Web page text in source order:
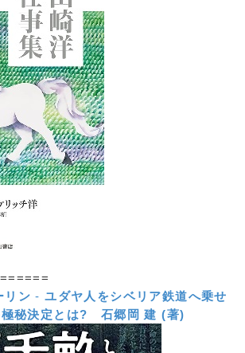
リン -ユダヤ人をシベリア鉄道へ乗せ
秘決定とは?
石郷岡 建 (著)